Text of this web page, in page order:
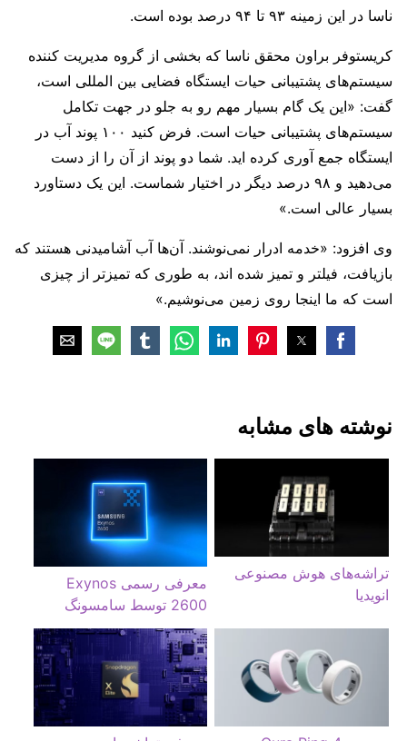
ناسا در این زمینه ۹۳ تا ۹۴ درصد بوده است.
کریستوفر براون محقق ناسا که بخشی از گروه مدیریت کننده
سیستم‌های پشتیبانی حیات ایستگاه فضایی بین المللی است،
گفت: «این یک گام بسیار مهم رو به جلو در جهت تکامل
سیستم‌های پشتیبانی حیات است. فرض کنید ۱۰۰ پوند آب در
ایستگاه جمع آوری کرده اید. شما دو پوند از آن را از دست
می‌دهید و ۹۸ درصد دیگر در اختیار شماست. این یک دستاورد
بسیار عالی است.»
وی افزود: «خدمه ادرار نمی‌نوشند. آن‌ها آب آشامیدنی هستند که
بازیافت، فیلتر و تمیز شده اند، به طوری که تمیزتر از چیزی
است که ما اینجا روی زمین می‌نوشیم.»
نوشته های مشابه
تراشه‌های هوش مصنوعی
انویدیا
معرفی رسمی Exynos
2600 توسط سامسونگ